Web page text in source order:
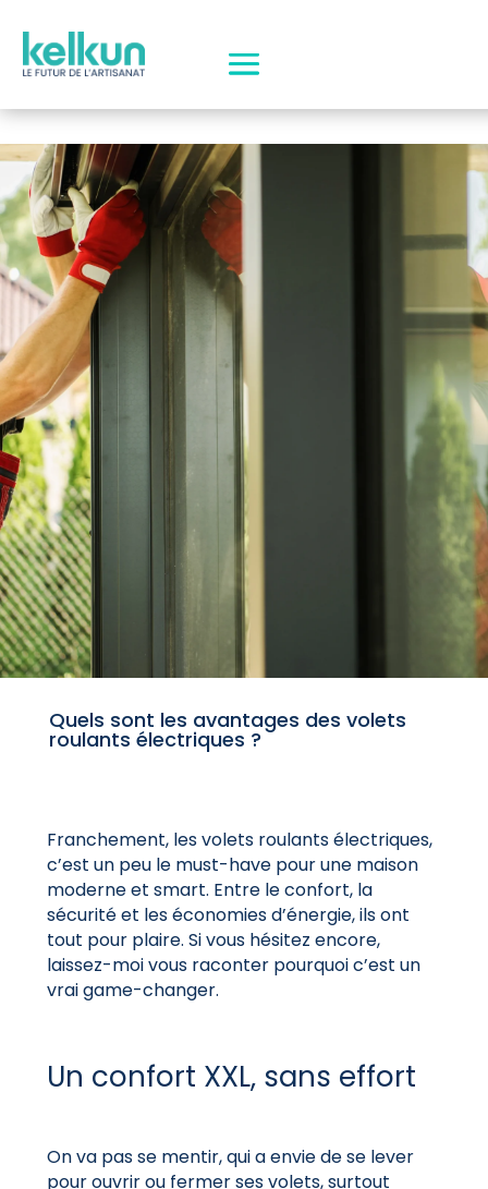
Quels sont les avantages des volets
roulants électriques ?
Franchement, les volets roulants électriques,
c’est un peu le must-have pour une maison
moderne et smart. Entre le confort, la
sécurité et les économies d’énergie, ils ont
tout pour plaire. Si vous hésitez encore,
laissez-moi vous raconter pourquoi c’est un
vrai game-changer.
Un confort XXL, sans effort
On va pas se mentir, qui a envie de se lever
pour ouvrir ou fermer ses volets, surtout